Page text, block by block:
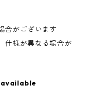
合がございます
仕様が異なる場合が